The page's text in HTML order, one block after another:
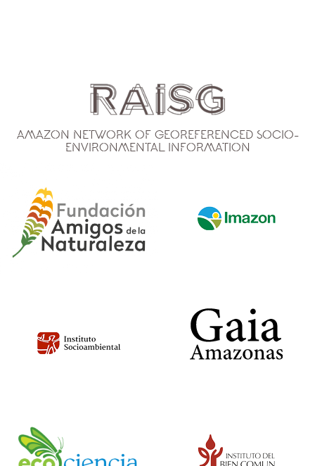
Amazon Network of Georeferenced Socio-
Environmental Information